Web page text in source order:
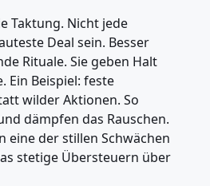
Taktung. Nicht jede
Deal sein. Besser
Rituale. Sie geben Halt
Ein Beispiel: feste
wilder Aktionen. So
dämpfen das Rauschen.
eine der stillen Schwächen
stetige Übersteuern über